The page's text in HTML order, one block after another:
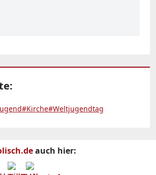
#Kirche#Weltjugendtag
auch hier: